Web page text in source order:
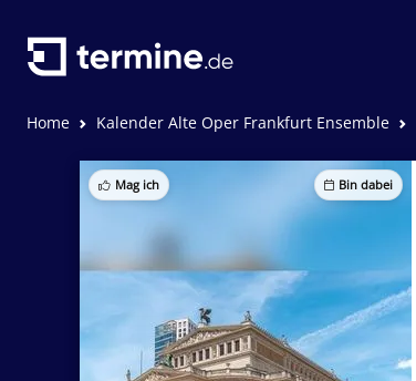
Home Kalender Alte Oper Frankfurt Ensemble
Mag ich Bin dabei